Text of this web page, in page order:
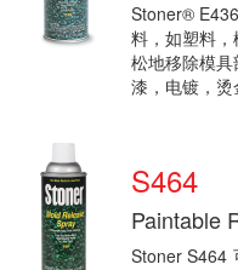
Stoner®
料，如塑料
松地移除模
漆，电镀，
S464
Paintable
Stoner S464